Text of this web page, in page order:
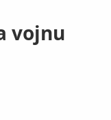
vojnu